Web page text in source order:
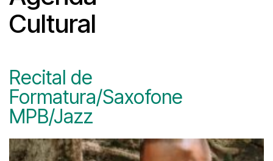
Cultural
Recital de
Formatura/Saxofone
MPB/Jazz